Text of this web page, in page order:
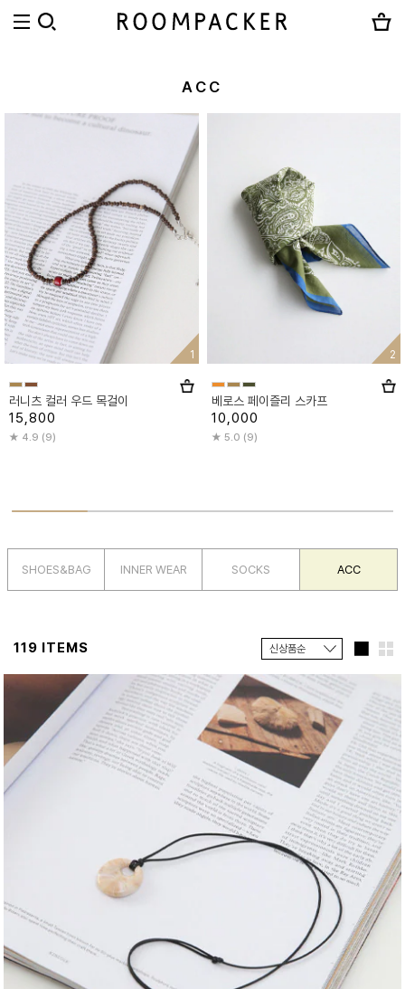
ACC
1
러니츠 컬러 우드 목걸이
15,800
4.9 (9)
2
베로스 페이즐리 스카프
10,000
5.0 (9)
SHOES&BAG INNER WEAR SOCKS ACC
119 ITEMS